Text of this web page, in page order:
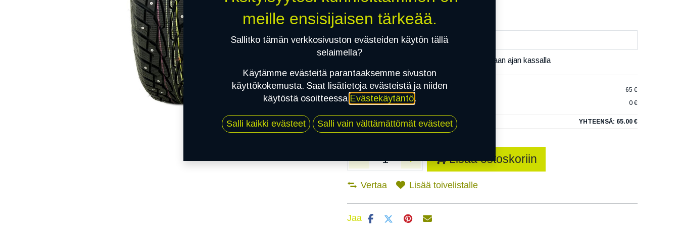
Asennuspalvelu
Mikäli valitset asennuksen, pääset varaamaan ajan kassalla
1X 175/70R13 82T NANKANG SNOW SW-7 XL
65 €
EI ASENNUSTA
0 €
YHTEENSÄ: 65.00 €
Lisää ostoskoriin
Vertaa Lisää toivelistalle
Jaa
meille ensisijaisen tärkeää.
Sallitko tämän verkkosivuston evästeiden käytön tällä
selaimella?
Käytämme evästeitä parantaaksemme sivuston
käyttökokemusta. Saat lisätietoja evästeistä ja niiden
käytöstä osoitteessa Evästekäytäntö.
Salli kaikki evästeet Salli vain välttämättömät evästeet